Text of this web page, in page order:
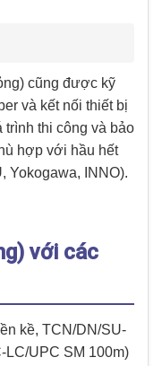
cũng được kỹ
và kết nối thiết bị
trình thi công và bảo
hợp với hầu hết
Yokogawa, INNO).
với các
kề, TCN/DN/SU-
LC/UPC SM 100m)